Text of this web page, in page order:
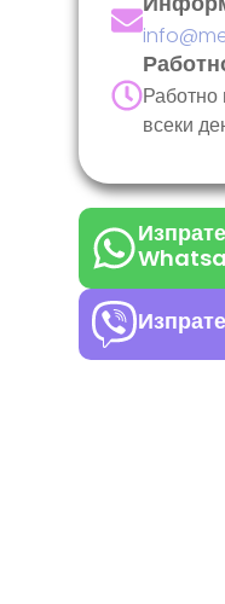
Работно
всеки